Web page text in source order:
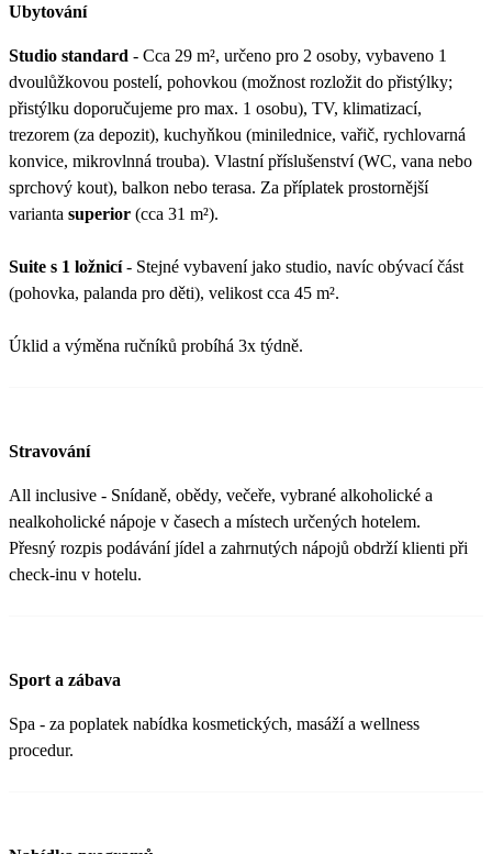
Ubytování
Studio standard - Cca 29 m², určeno pro 2 osoby, vybaveno 1
dvoulůžkovou postelí, pohovkou (možnost rozložit do přistýlky;
přistýlku doporučujeme pro max. 1 osobu), TV, klimatizací,
trezorem (za depozit), kuchyňkou (minilednice, vařič, rychlovarná
konvice, mikrovlnná trouba). Vlastní příslušenství (WC, vana nebo
sprchový kout), balkon nebo terasa. Za příplatek prostornější
varianta superior (cca 31 m²).
Suite s 1 ložnicí- Stejné vybavení jako studio, navíc obývací část
(pohovka, palanda pro děti), velikost cca 45 m².
Úklid a výměna ručníků probíhá 3x týdně.
Stravování
All inclusive - Snídaně, obědy, večeře, vybrané alkoholické a
nealkoholické nápoje v časech a místech určených hotelem.
Přesný rozpis podávání jídel a zahrnutých nápojů obdrží klienti při
check-inu v hotelu.
Sport a zábava
Spa - za poplatek nabídka kosmetických, masáží a wellness
procedur.